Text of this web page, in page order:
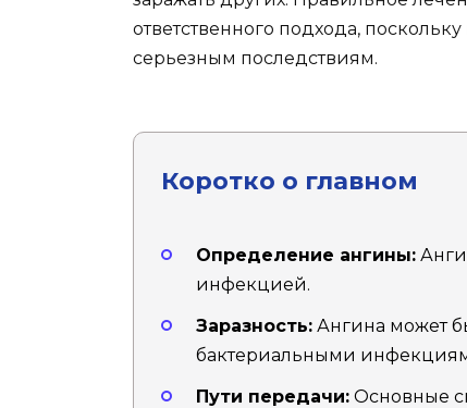
ответственного подхода,
серьезным последствиям.
Коротко о главном
Определение ангины:
инфекцией.
Заразность: Ангина может
бактериальными
Пути передачи: Основные